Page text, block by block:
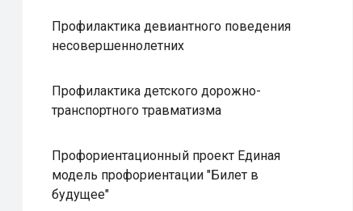
Профилактика девиантного поведения
несовершеннолетних
Профилактика детского дорожно-
транспортного травматизма
Профориентационный проект Единая
модель профориентации "Билет в
будущее"